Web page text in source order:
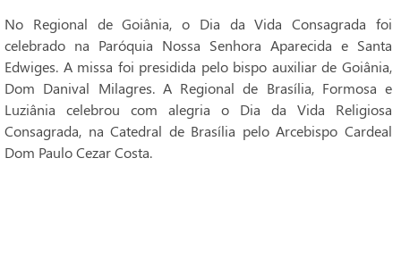
No Regional de Goiânia, o Dia da Vida Consagrada foi
celebrado na Paróquia Nossa Senhora Aparecida e Santa
Edwiges. A missa foi presidida pelo bispo auxiliar de Goiânia,
Dom Danival Milagres. A Regional de Brasília, Formosa e
Luziânia celebrou com alegria o Dia da Vida Religiosa
Consagrada, na Catedral de Brasília pelo Arcebispo Cardeal
Dom Paulo Cezar Costa.